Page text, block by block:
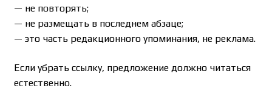
— не повторять;
— не размещать в последнем абзаце;
— это часть редакционного упоминания, не реклама.
Если убрать ссылку, предложение должно читаться
естественно.